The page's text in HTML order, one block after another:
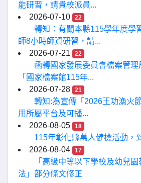
能研習，請貴校派員...
2026-07-10
22
轉知：有關本縣115學年度學
師8小時師資研習，請...
2026-07-21
22
函轉國家發展委員會檔案管理
「國家檔案館115年...
2026-07-28
21
轉知:為宣傳「2026王功漁火
用所屬平台及可播...
2026-08-05
18
115年彰化縣萬人健檢活動，
2026-08-04
17
「高級中等以下學校及幼兒
法」部分條文修正